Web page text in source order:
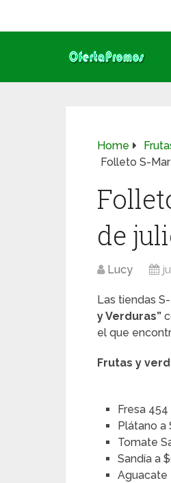
Home
Folleto S-
de
Lucy
Las tiendas
y Verduras”
el que
Frutas y
Fresa
Plátano a
Tomate
Sandía a
Aguacate